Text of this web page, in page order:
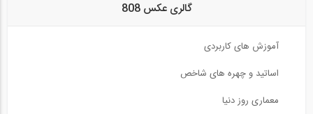
گالری عکس 808
آموزش های کاربردی
اساتید و چهره های شاخص
معماری روز دنیا